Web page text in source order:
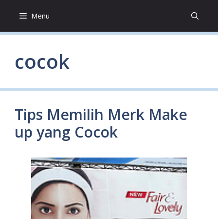
content
Menu
cocok
Tips Memilih Merk Make
up yang Cocok